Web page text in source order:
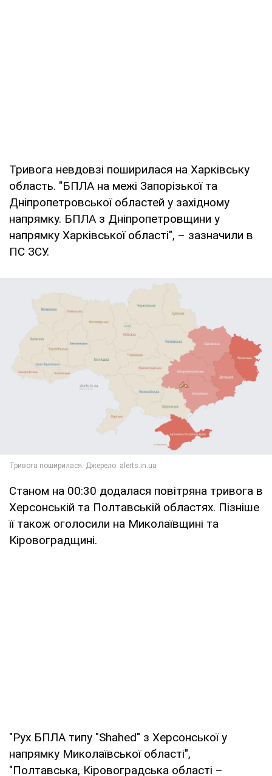
Тривога невдовзі поширилася на Харківську
область. "БПЛА на межі Запорізької та
Дніпропетровської областей у західному
напрямку. БПЛА з Дніпропетровщини у
напрямку Харківської області", – зазначили в
ПС ЗСУ.
Станом на 00:30 додалася повітряна тривога в
Херсонській та Полтавській областях. Пізніше
її також оголосили на Миколаївщині та
Кіровоградщині.
"Рух БПЛА типу "Shahed" з Херсонської у
напрямку Миколаївської області",
"Полтавська, Кіровоградська області –